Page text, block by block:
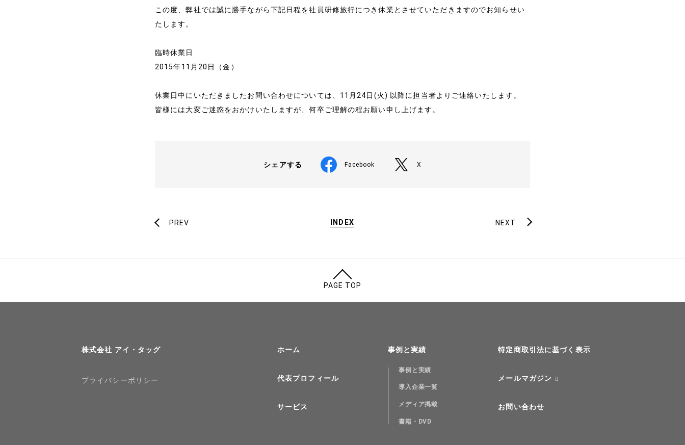
ホーム 会社情報
メールマガジン
この度、弊社では誠に勝手ながら下記日程を社員研修旅行につき休業とさせていただきますのでお知らせい
たします。
臨時休業日
2015年11月20日（金）
休業日中にいただきましたお問い合わせについては、11月24日(火) 以降に担当者よりご連絡いたします。
皆様には大変ご迷惑をおかけいたしますが、何卒ご理解の程お願い申し上げます。
シェアする Facebook X
PREV INDEX NEXT
PAGE TOP
株式会社 アイ・タッグ
プライバシーポリシー
ホーム
代表プロフィール
サービス
事例と実績
事例と実績
導入企業一覧
メディア掲載
書籍・DVD
特定商取引法に基づく表示
メールマガジン
お問い合わせ